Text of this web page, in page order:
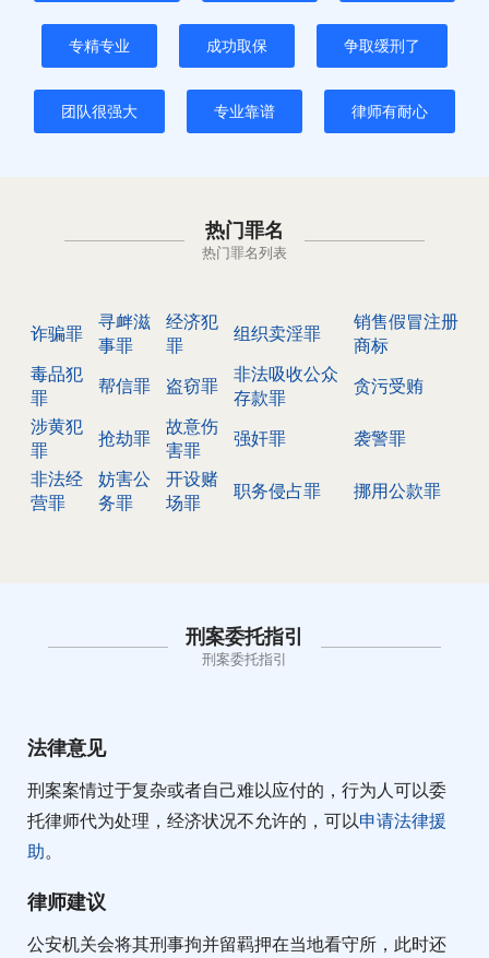
专精专业 成功取保 争取缓刑了
团队很强大 专业靠谱 律师有耐心
热门罪名
热门罪名列表
诈骗罪
寻衅滋
事罪
经济犯
罪
组织卖淫罪
销售假冒注册
商标
毒品犯
罪
帮信罪 盗窃罪
非法吸收公众
存款罪
贪污受贿
涉黄犯
罪
抢劫罪
故意伤
害罪
强奸罪
袭警罪
非法经
营罪
妨害公
务罪
开设赌
场罪
职务侵占罪 挪用公款罪
刑案委托指引
刑案委托指引
法律意见
刑案案情过于复杂或者自己难以应付的，行为人可以委
托律师代为处理，经济状况不允许的，可以申请法律援
助。
律师建议
公安机关会将其刑事拘并留羁押在当地看守所，此时还